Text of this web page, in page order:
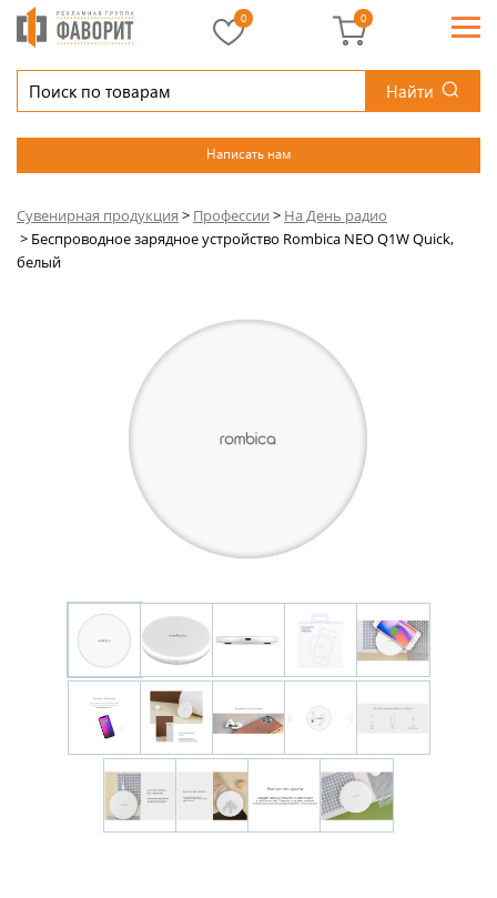
Найти
Написать нам
0 0
Сувенирная продукция > Профессии > На День радио
> Беспроводное зарядное устройство Rombica NEO Q1W Quick,
белый